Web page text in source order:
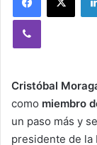
Cristóbal
como miembro
un paso más y
presidente de la